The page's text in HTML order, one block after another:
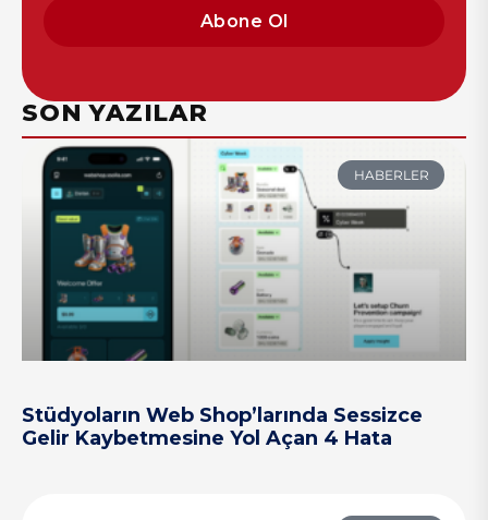
Abone Ol
SON YAZILAR
HABERLER
Stüdyoların Web Shop’larında Sessizce
Gelir Kaybetmesine Yol Açan 4 Hata